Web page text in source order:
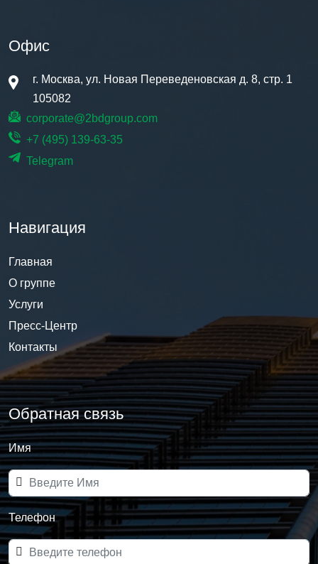
Офис
г. Москва, ул. Новая Переведеновская д. 8, стр. 1
105082
corporate@2bdgroup.com
+7 (495) 139-63-35
Telegram
Навигация
Главная
О группе
Услуги
Пресс-Центр
Контакты
Обратная связь
Имя
Телефон